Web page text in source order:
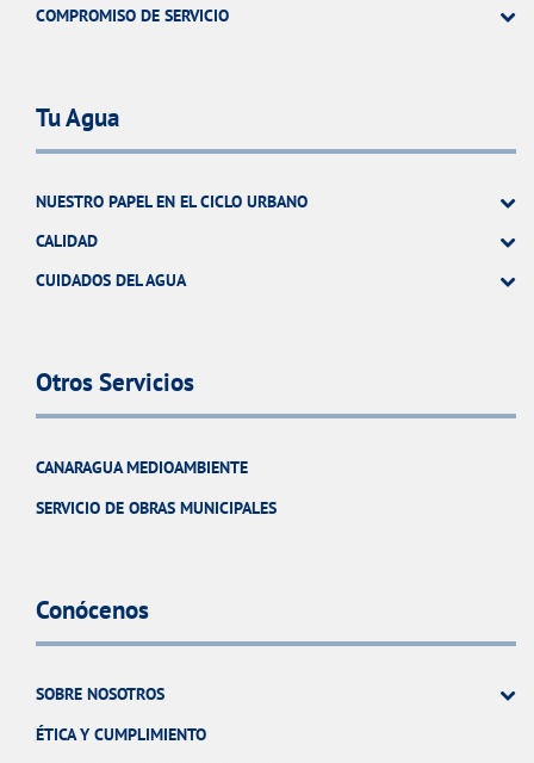
COMPROMISO DE SERVICIO
Tu Agua
NUESTRO PAPEL EN EL CICLO URBANO
CALIDAD
CUIDADOS DEL AGUA
Otros Servicios
CANARAGUA MEDIOAMBIENTE
SERVICIO DE OBRAS MUNICIPALES
Conócenos
SOBRE NOSOTROS
ÉTICA Y CUMPLIMIENTO